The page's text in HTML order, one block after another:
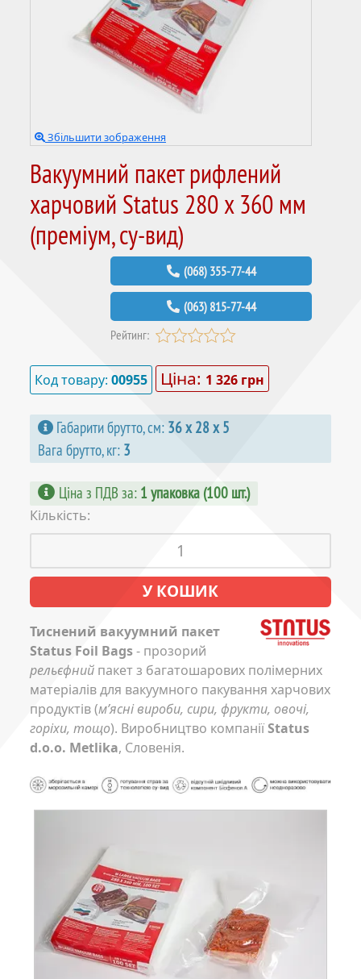
Збільшити зображення
Вакуумний пакет рифлений
харчовий Status 280 х 360 мм
(преміум, су-вид)
(068) 355-77-44
(063) 815-77-44
Рейтинг:
Код товару: 00955 Ціна: 1 326 грн
Габарити брутто, см: 36 х 28 х 5
Вага брутто, кг: 3
Ціна з ПДВ за: 1 упаковка (100 шт.)
Кількість:
Тиснений вакуумний пакет
Status Foil Bags- прозорий
рельєфний пакет з багатошарових полімерних
матеріалів для вакуумного пакування харчових
продуктів (м’ясні вироби, сири, фрукти, овочі,
горіхи, тощо). Виробництво компаніїStatus
d.o.o. Metlika, Словенія.